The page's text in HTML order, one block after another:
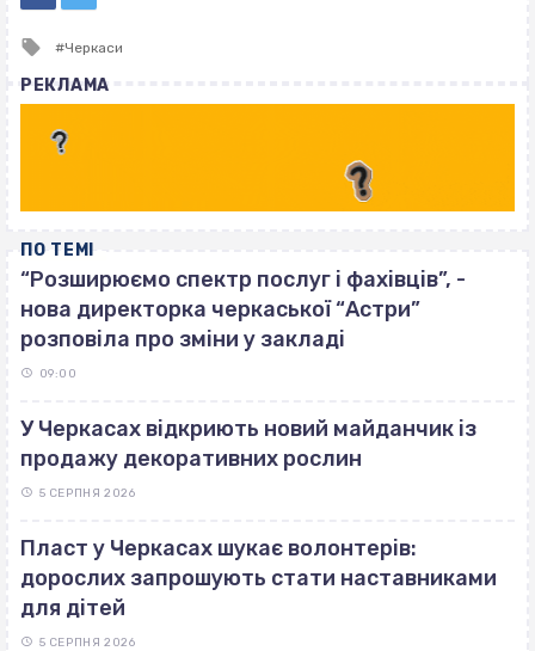
Tagged
Черкаси
РЕКЛАМА
ПО ТЕМІ
“Розширюємо спектр послуг і фахівців”, -
нова директорка черкаської “Астри”
розповіла про зміни у закладі
09:00
У Черкасах відкриють новий майданчик із
продажу декоративних рослин
5 СЕРПНЯ 2026
Пласт у Черкасах шукає волонтерів:
дорослих запрошують стати наставниками
для дітей
5 СЕРПНЯ 2026